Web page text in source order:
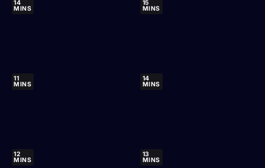
14
MINS
15
MINS
11
MINS
14
MINS
12
MINS
13
MINS